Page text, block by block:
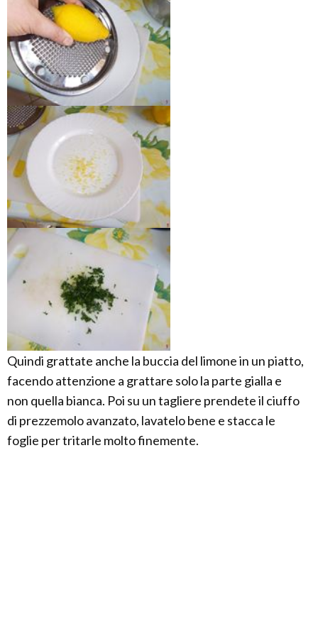
Quindi grattate anche la buccia del limone in un piatto,
facendo attenzione a grattare solo la parte gialla e
non quella bianca. Poi su un tagliere prendete il ciuffo
di prezzemolo avanzato, lavatelo bene e stacca le
foglie per tritarle molto finemente.